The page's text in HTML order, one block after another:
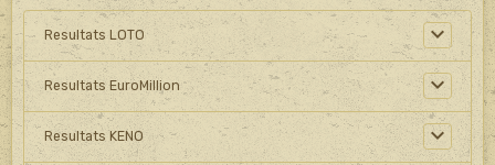
Resultats LOTO
Resultats EuroMillion
Resultats KENO